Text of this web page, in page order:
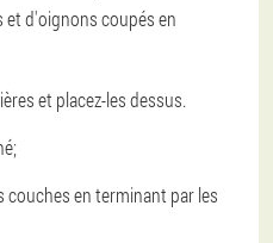
d'oignons coupés en
et placez-les dessus.
couches en terminant par les